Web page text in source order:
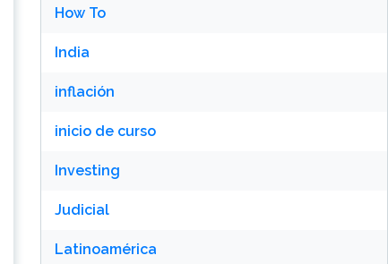
How To
India
inflación
inicio de curso
Investing
Judicial
Latinoamérica